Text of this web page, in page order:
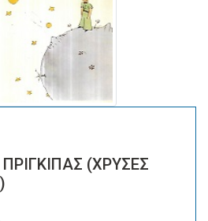
(ΧΡΥΣΕΣ